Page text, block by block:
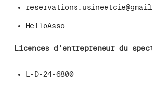
HelloAsso
Licences d’entrepreneur du
L-D-24-6800